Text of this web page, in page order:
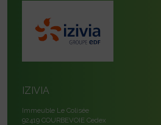
IZIVIA
Immeuble Le Colisée
92419 COURBEVOIE Cedex